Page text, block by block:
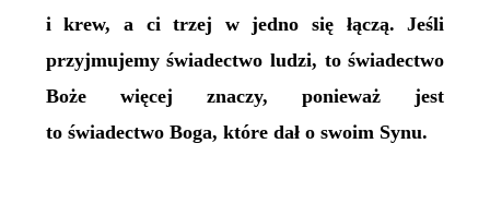
i krew, a ci trzej w jedno się łączą. Jeśli
przyjmujemy świadectwo ludzi, to świadectwo
Boże więcej znaczy, ponieważ jest
to świadectwo Boga, które dał o swoim Synu.